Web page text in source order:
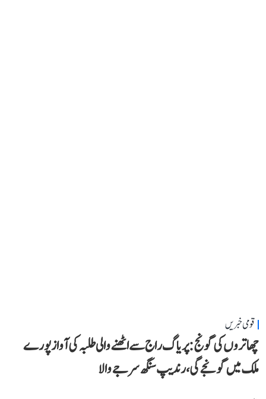
قومی خبریں
چھاتروں کی گونج: پریاگ راج سے اٹھنے والی طلبہ کی آواز پورے
ملک میں گونجے گی، رندیپ سنگھ سرجے والا